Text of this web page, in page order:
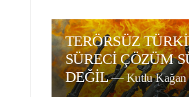
TERÖRSÜZ
SÜRECİ ÇÖZÜM
DEĞİL—Kutlu Kağan